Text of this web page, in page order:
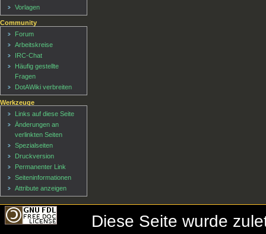
Vorlagen
Community
Forum
Arbeitskreise
IRC-Chat
Häufig gestellte
Fragen
DotAWiki verbreiten
Werkzeuge
Links auf diese Seite
Änderungen an
verlinkten Seiten
Spezialseiten
Druckversion
Permanenter Link
Seiten­informationen
Attribute anzeigen
Diese Seite wurde